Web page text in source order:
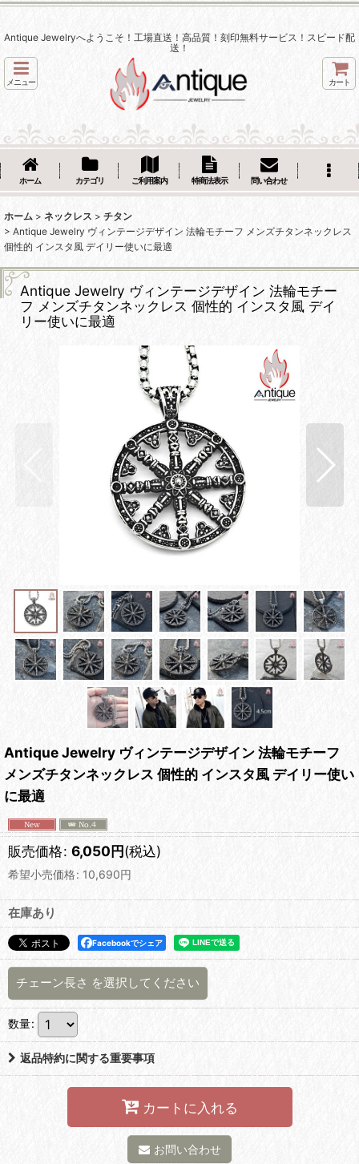
Antique Jewelryへようこそ！工場直送！高品質！刻印無料サービス！スピード配
送！
メニュー カート
ホーム カテゴリ ご利用案内 特商法表示 問い合わせ
ホーム > ネックレス > チタン
> Antique Jewelry ヴィンテージデザイン 法輪モチーフ メンズチタンネックレス
個性的 インスタ風 デイリー使いに最適
Antique Jewelry ヴィンテージデザイン 法輪モチー
フ メンズチタンネックレス 個性的 インスタ風 デイ
リー使いに最適
Antique Jewelry ヴィンテージデザイン 法輪モチーフ
メンズチタンネックレス 個性的 インスタ風 デイリー使い
に最適
販売価格: 6,050円(税込)
希望小売価格: 10,690円
在庫あり
Facebookでシェア
チェーン長さ を選択してください
数量:
返品特約に関する重要事項
カートに入れる
お問い合わせ